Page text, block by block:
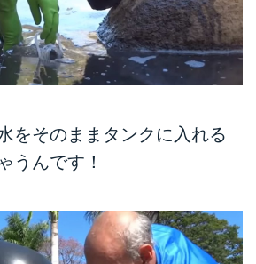
をそのままタンクに入れる
うんです！